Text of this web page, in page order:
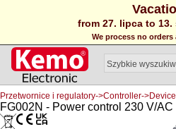
from 27. lipca to 13.
We process no orders
Przetwornice i regulatory->Controller-
FG002N - Power control 230 V/AC